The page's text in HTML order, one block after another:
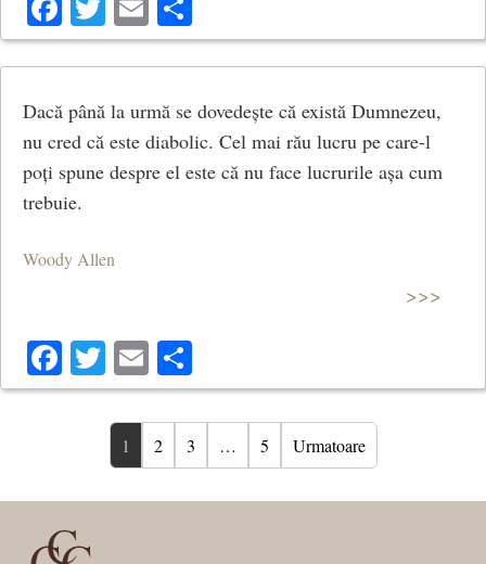
Dacă până la urmă se dovedește că există Dumnezeu,
nu cred că este diabolic. Cel mai rău lucru pe care-l
poți spune despre el este că nu face lucrurile așa cum
trebuie.
Woody Allen
>>>
Facebook
Twitter
Email
1 2 3 … 5 Urmatoare